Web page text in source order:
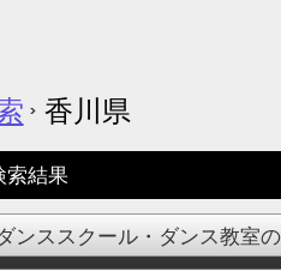
香川県
索結果
ンススクール・ダンス教室